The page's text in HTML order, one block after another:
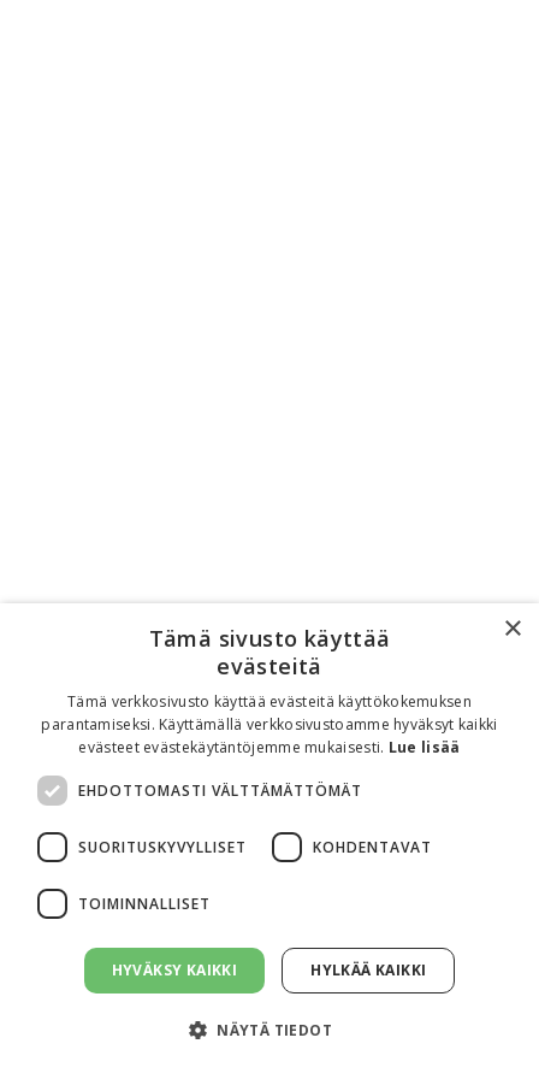
×
Tämä sivusto käyttää
evästeitä
Tämä verkkosivusto käyttää evästeitä käyttökokemuksen
parantamiseksi. Käyttämällä verkkosivustoamme hyväksyt kaikki
evästeet evästekäytäntöjemme mukaisesti. Lue lisää
EHDOTTOMASTI VÄLTTÄMÄTTÖMÄT
SUORITUSKYVYLLISET KOHDENTAVAT
TOIMINNALLISET
HYVÄKSY KAIKKI HYLKÄÄ KAIKKI
NÄYTÄ TIEDOT